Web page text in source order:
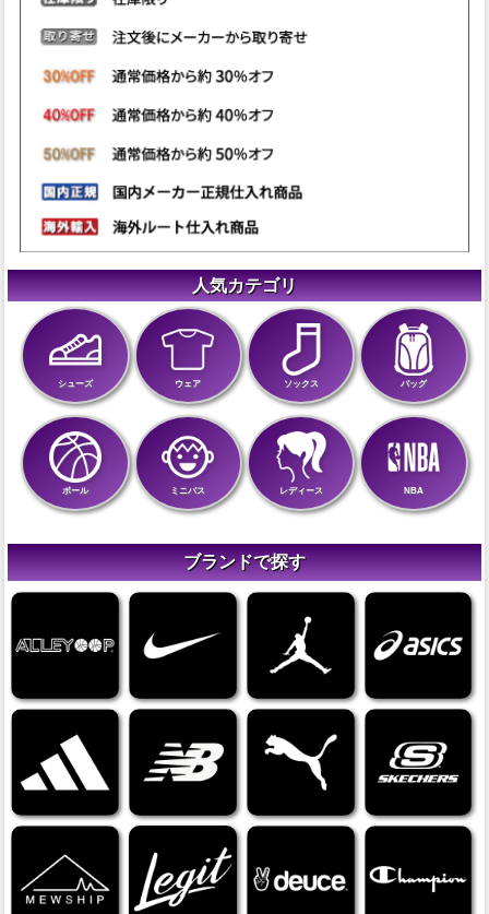
人気カテゴリ
シューズ ウェア ソックス バッグ
ボール ミニバス レディース NBA
ブランドで探す